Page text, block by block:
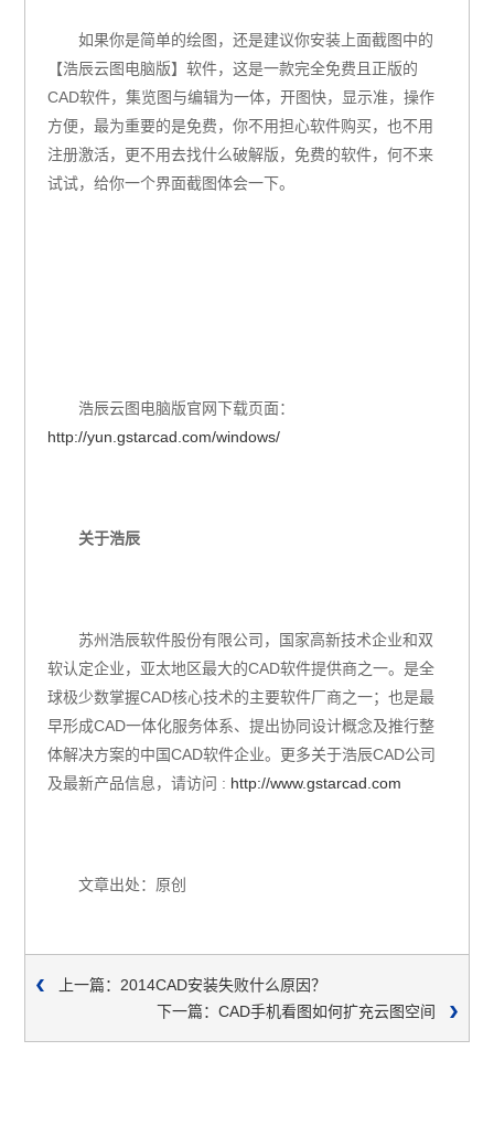
如果你是简单的绘图，还是建议你安装上面截图中的
【浩辰云图电脑版】软件，这是一款完全免费且正版的
CAD软件，集览图与编辑为一体，开图快，显示准，操作
方便，最为重要的是免费，你不用担心软件购买，也不用
注册激活，更不用去找什么破解版，免费的软件，何不来
试试，给你一个界面截图体会一下。
浩辰云图电脑版官网下载页面：
http://yun.gstarcad.com/windows/
关于浩辰
苏州浩辰软件股份有限公司，国家高新技术企业和双
软认定企业，亚太地区最大的CAD软件提供商之一。是全
球极少数掌握CAD核心技术的主要软件厂商之一；也是最
早形成CAD一体化服务体系、提出协同设计概念及推行整
体解决方案的中国CAD软件企业。更多关于浩辰CAD公司
及最新产品信息，请访问 : http://www.gstarcad.com
文章出处：原创
上一篇：2014CAD安装失败什么原因？
下一篇：CAD手机看图如何扩充云图空间